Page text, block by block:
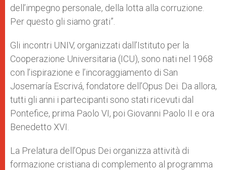
dell’impegno personale, della lotta alla corruzione.
Per questo gli siamo grati”.
Gli incontri UNIV, organizzati dall’Istituto per la
Cooperazione Universitaria (ICU), sono nati nel 1968
con l’ispirazione e l’incoraggiamento di San
Josemaría Escrivá, fondatore dell’Opus Dei. Da allora,
tutti gli anni i partecipanti sono stati ricevuti dal
Pontefice, prima Paolo VI, poi Giovanni Paolo II e ora
Benedetto XVI.
La Prelatura dell’Opus Dei organizza attività di
formazione cristiana di complemento al programma